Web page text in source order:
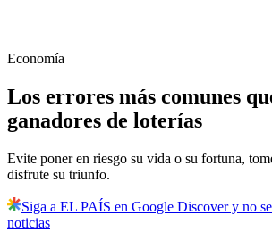
Economía
Los errores más comunes
ganadores de loterías
Evite poner en riesgo su vida o su fortuna,
disfrute su triunfo.
Siga a EL PAÍS en Google Discover y no
noticias